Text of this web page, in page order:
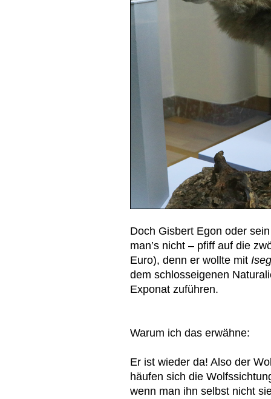
Doch Gisbert Egon oder
man’s nicht – pfiff auf die
Euro), denn er wollte mit
dem schlosseigenen
Exponat zuführen.
Warum ich das erwähne:
Er ist wieder da! Also der
häufen sich die
wenn man ihn selbst nicht